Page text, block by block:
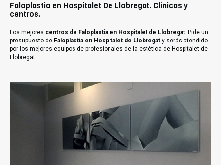
Faloplastia en Hospitalet De Llobregat. Clínicas y
centros.
Los mejores centros de Faloplastia en Hospitalet de Llobregat. Pide un
presupuesto de Faloplastia en Hospitalet de Llobregat y serás atendido
por los mejores equipos de profesionales de la estética de Hospitalet de
Llobregat.